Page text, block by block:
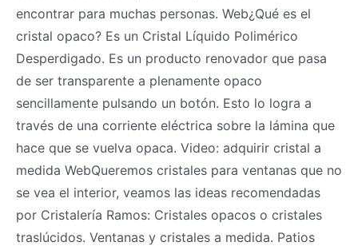
encontrar para muchas personas. Web¿Qué es el
cristal opaco? Es un Cristal Líquido Polimérico
Desperdigado. Es un producto renovador que pasa
de ser transparente a plenamente opaco
sencillamente pulsando un botón. Esto lo logra a
través de una corriente eléctrica sobre la lámina que
hace que se vuelva opaca. Video: adquirir cristal a
medida WebQueremos cristales para ventanas que no
se vea el interior, veamos las ideas recomendadas
por Cristalería Ramos: Cristales opacos o cristales
traslúcidos. Ventanas y cristales a medida. Patios